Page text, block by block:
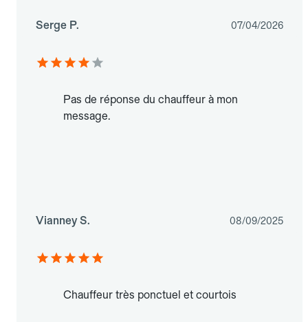
Serge P. 07/04/2026
Pas de réponse du chauffeur à mon
message.
Vianney S. 08/09/2025
Chauffeur très ponctuel et courtois